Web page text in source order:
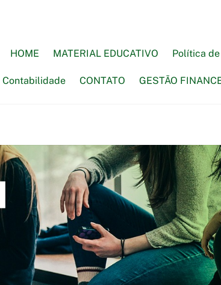
HOME MATERIAL EDUCATIVO Política
Contabilidade CONTATO GESTÃO